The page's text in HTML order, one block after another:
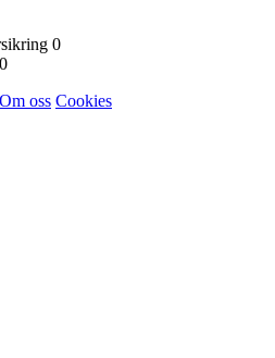
0
0
Om oss Cookies